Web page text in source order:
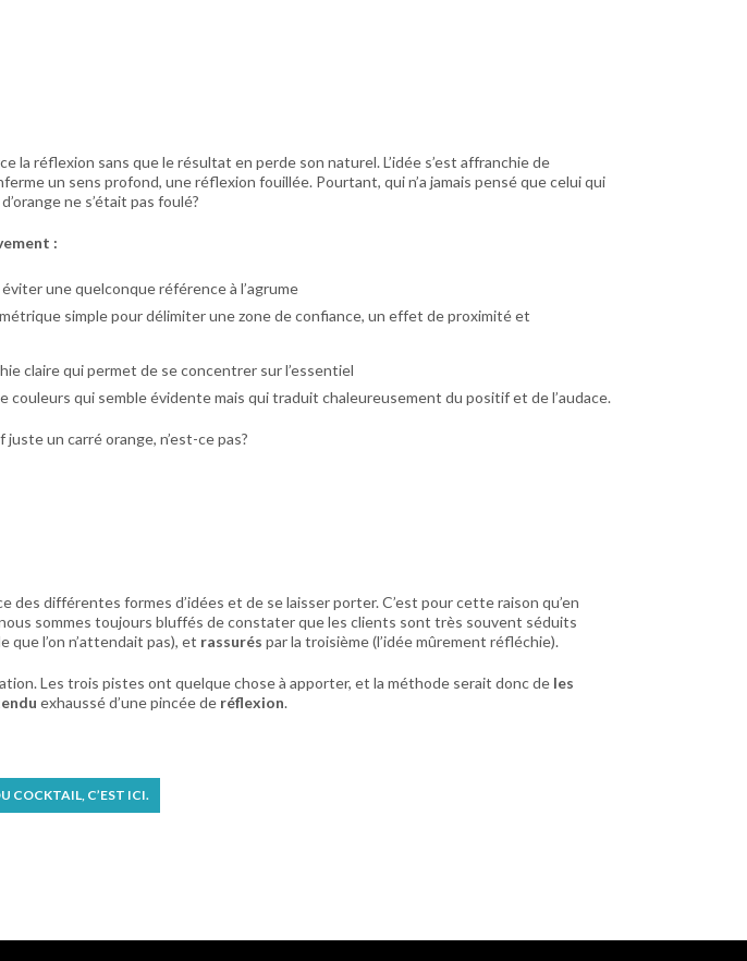
la réflexion sans que le résultat en perde son naturel. L’idée s’est affranchie de
un sens profond, une réflexion fouillée. Pourtant, qui n’a jamais pensé que celui qui
ne s’était pas foulé?
:
une quelconque référence à l’agrume
simple pour délimiter une zone de confiance, un effet de proximité et
claire qui permet de se concentrer sur l’essentiel
couleurs qui semble évidente mais qui traduit chaleureusement du positif et de l’audace.
un carré orange, n’est-ce pas?
des différentes formes d’idées et de se laisser porter. C’est pour cette raison qu’en
sommes toujours bluffés de constater que les clients sont très souvent séduits
que l’on n’attendait pas), et rassurés par la troisième (l’idée mûrement réfléchie).
Les trois pistes ont quelque chose à apporter, et la méthode serait donc de les
exhaussé d’une pincée de réflexion.
COCKTAIL, C’EST ICI.